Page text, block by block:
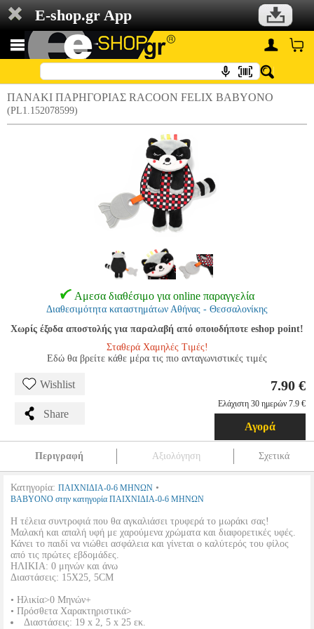
E-shop.gr App
ΠΑΝΑΚΙ ΠΑΡΗΓΟΡΙΑΣ RACOON FELIX BABYONO
(PL1.152078599)
Αμεσα διαθέσιμο για online παραγγελία
Διαθεσιμότητα καταστημάτων Αθήνας - Θεσσαλονίκης
Χωρίς έξοδα αποστολής για παραλαβή από οποιοδήποτε eshop point!
Σταθερά Χαμηλές Τιμές!
Εδώ θα βρείτε κάθε μέρα τις πιο ανταγωνιστικές τιμές
Wishlist
Share
7.90 €
Ελάχιστη 30 ημερών 7.9 €
Αγορά
Περιγραφή Αξιολόγηση Σχετικά
Κατηγορία: ΠΑΙΧΝΙΔΙΑ-0-6 ΜΗΝΩΝ •
BABYONO στην κατηγορία ΠΑΙΧΝΙΔΙΑ-0-6 ΜΗΝΩΝ
Η τέλεια συντροφιά που θα αγκαλιάσει τρυφερά το μωράκι σας!
Μαλακή και απαλή υφή με χαρούμενα χρώματα και διαφορετικές υφές.
Κάνει το παιδί να νιώθει ασφάλεια και γίνεται ο καλύτερός του φίλος
από τις πρώτες εβδομάδες.
ΗΛΙΚΙΑ: 0 μηνών και άνω
Διαστάσεις: 15Χ25, 5CM
• Ηλικία>0 Μηνών+
• Πρόσθετα Χαρακτηριστικά>
Διαστάσεις: 19 x 2, 5 x 25 εκ.